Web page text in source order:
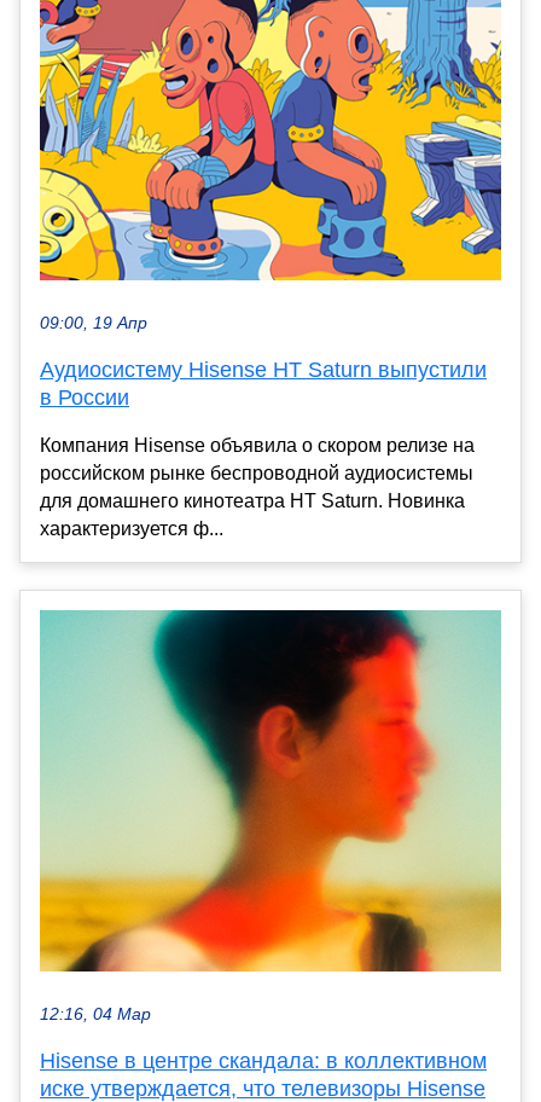
09:00, 19 Апр
Аудиосистему Hisense HT Saturn выпустили
в России
Компания Hisense объявила о скором релизе на
российском рынке беспроводной аудиосистемы
для домашнего кинотеатра HT Saturn. Новинка
характеризуется ф...
12:16, 04 Мар
Hisense в центре скандала: в коллективном
иске утверждается, что телевизоры Hisense